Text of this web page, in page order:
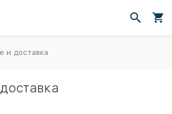
и доставка